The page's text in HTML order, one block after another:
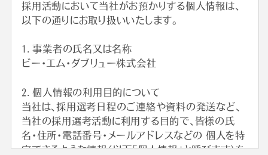
採用活動において当社がお預かりする個人情報は、
以下の通りにお取り扱いいたします。
1. 事業者の氏名又は名称
ビー・エム・ダブリュー株式会社
2. 個人情報の利用目的について
当社は、採用選考日程のご連絡や資料の発送など、
当社の採用選考活動に利用する目的で、皆様の氏
名・住所・電話番号・メールアドレスなどの 個人を特
定できるような情報（以下「個人情報」と呼びます）を